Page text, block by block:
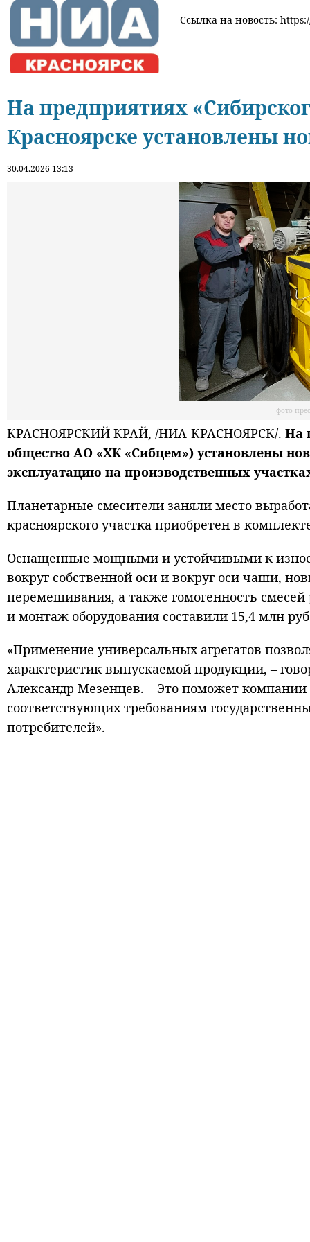
Ссылка на новость:
На предприятиях
Красноярске установлены
30.04.2026 13:13
фото
КРАСНОЯРСКИЙ КРАЙ, /НИА-КРАСНОЯРСК/. На
общество АО «ХК «Сибцем») установлены
эксплуатацию на производственных
Планетарные смесители заняли место
красноярского участка приобретен в
Оснащенные мощными и устойчивыми к
вокруг собственной оси и вокруг оси чаши,
перемешивания, а также гомогенность смесей
и монтаж оборудования составили 15,4 млн
«Применение универсальных агрегатов
характеристик выпускаемой продукции, –
Александр Мезенцев. – Это поможет
соответствующих требованиям
потребителей».